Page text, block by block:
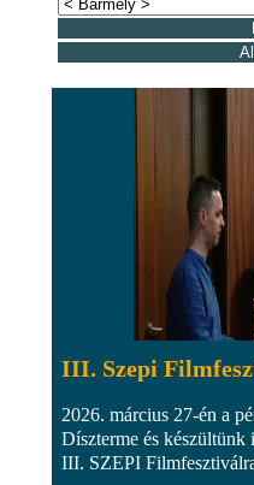
III. Szepi
2026. március 27-én a
Díszterme és készültünk
III. SZEPI